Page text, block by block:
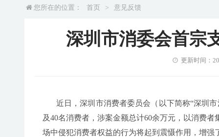
您所在的位置： 首页 > 意见反馈
深圳市消委会首宗
更新时间：
近日，深圳市消费者委员会（以下简称“深圳
及40名消费者，涉案金额总计60余万元，以消费
场中侵犯消费者权益的行为将起到震慑作用，增